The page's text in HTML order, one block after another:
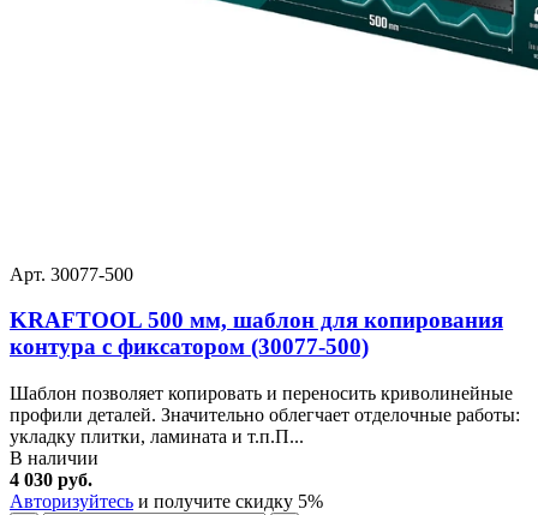
Арт. 30077-500
KRAFTOOL 500 мм, шаблон для копирования
контура с фиксатором (30077-500)
Шаблон позволяет копировать и переносить криволинейные
профили деталей. Значительно облегчает отделочные работы:
укладку плитки, ламината и т.п.П...
В наличии
4 030 руб.
Авторизуйтесь и получите скидку 5%